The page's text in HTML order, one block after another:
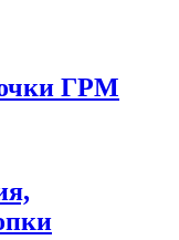
ГРМ